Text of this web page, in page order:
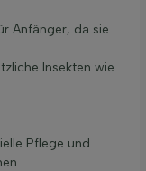
Anfänger, da sie
Insekten wie
Pflege und